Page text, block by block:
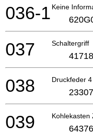
Keine
036-1
Schaltergriff
037
Druckfeder 4
038
Kohlekasten
039